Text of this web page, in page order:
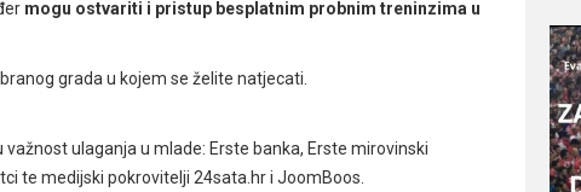
mogu ostvariti i pristup besplatnim probnim treninzima u
grada u kojem se želite natjecati.
ulaganja u mlade: Erste banka, Erste mirovinski
te medijski pokrovitelji 24sata.hr i JoomBoos.